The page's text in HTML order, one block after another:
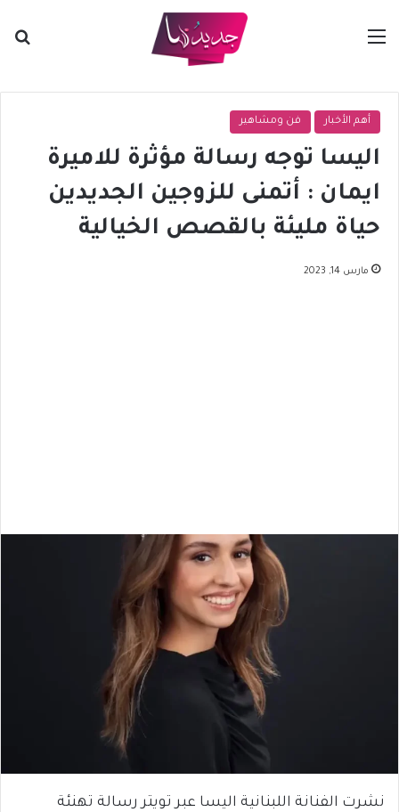
القائمة
أهم الأخبار فن ومشاهير
اليسا توجه رسالة مؤثرة للاميرة
ايمان : أتمنى للزوجين الجديدين
حياة مليئة بالقصص الخيالية
مارس 14, 2023
نشرت الفنانة اللبنانية اليسا عبر تويتر رسالة تهنئة